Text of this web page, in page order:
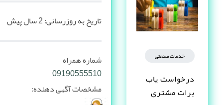
خدمات صنعتی
درخواست یاب
برات مشتری
تاریخ به روزرسانی:2 سال پیش
شماره همراه
09190555510
مشخصات آگهی دهنده: